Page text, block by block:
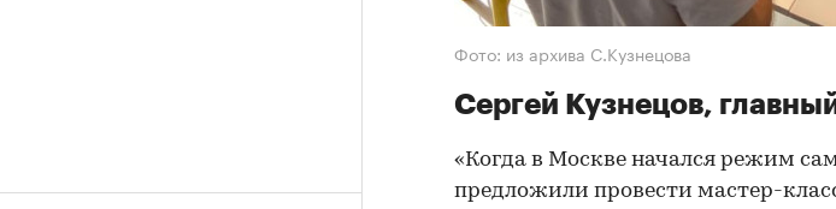
Фото: из архива С.Кузнецова
Сергей Кузнецов,
«Когда в Москве начался режим
предложили провести мастер-